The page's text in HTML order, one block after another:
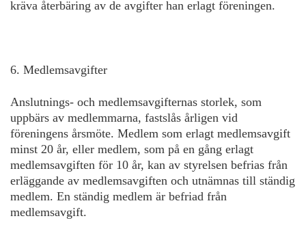
kräva återbäring av de avgifter han erlagt föreningen.
6. Medlemsavgifter
Anslutnings- och medlemsavgifternas storlek, som
uppbärs av medlemmarna, fastslås årligen vid
föreningens årsmöte. Medlem som erlagt medlemsavgift
minst 20 år, eller medlem, som på en gång erlagt
medlemsavgiften för 10 år, kan av styrelsen befrias från
erläggande av medlemsavgiften och utnämnas till ständig
medlem. En ständig medlem är befriad från
medlemsavgift.